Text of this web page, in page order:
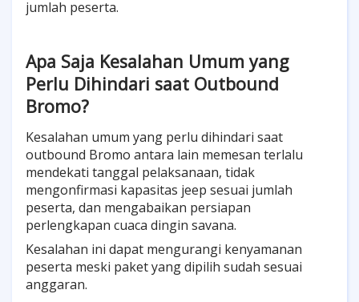
jumlah peserta.
Apa Saja Kesalahan Umum yang
Perlu Dihindari saat Outbound
Bromo?
Kesalahan umum yang perlu dihindari saat
outbound Bromo antara lain memesan terlalu
mendekati tanggal pelaksanaan, tidak
mengonfirmasi kapasitas jeep sesuai jumlah
peserta, dan mengabaikan persiapan
perlengkapan cuaca dingin savana.
Kesalahan ini dapat mengurangi kenyamanan
peserta meski paket yang dipilih sudah sesuai
anggaran.